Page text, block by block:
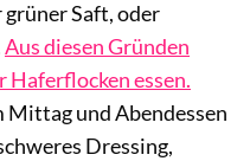
Saft, oder
Aus diesen Gründen
essen.
Mittag und Abendessen
Dressing,